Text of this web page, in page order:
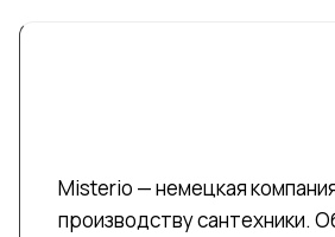
Misterio — немецкая
производству сантехники.